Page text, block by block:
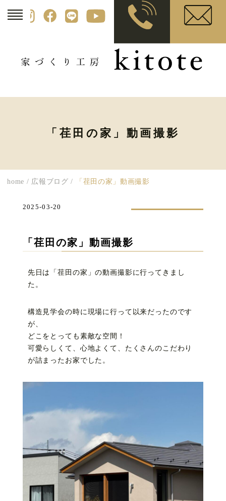
「荏田の家」動画撮影
home / 広報ブログ / 「荏田の家」動画撮影
「荏田の家」動画撮影
2025-03-20
先日は「荏田の家」の動画撮影に行ってきまし
た。
構造見学会の時に現場に行って以来だったのです
が、
どこをとっても素敵な空間！
可愛らしくて、心地よくて、たくさんのこだわり
が詰まったお家でした。